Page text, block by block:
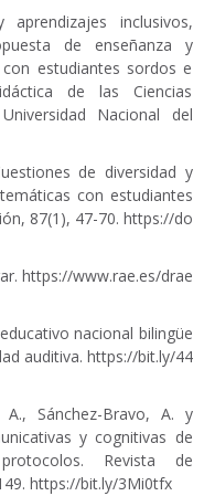
inclusivos,
de enseñanza y
estudiantes sordos e
de las Ciencias
Nacional del
de diversidad y
con estudiantes
87(1), 47-70. https://do
https://www.rae.es/drae
nacional bilingüe
auditiva. https://bit.ly/44
A., Sánchez-Bravo, A. y
y cognitivas de
Revista de
https://bit.ly/3Mi0tfx